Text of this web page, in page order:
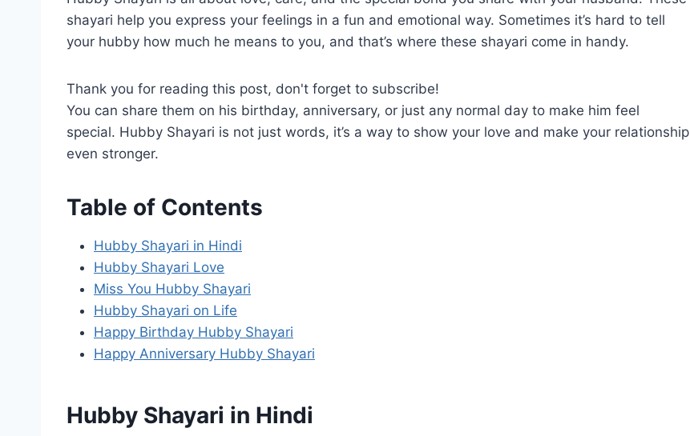
shayari help you express your feelings in a fun and emotional way. Sometimes it’s hard to tell
your hubby how much he means to you, and that’s where these shayari come in handy.
Thank you for reading this post, don't forget to subscribe!
You can share them on his birthday, anniversary, or just any normal day to make him feel
special. Hubby Shayari is not just words, it’s a way to show your love and make your relationship
even stronger.
Table of Contents
Hubby Shayari in Hindi
Hubby Shayari Love
Miss You Hubby Shayari
Hubby Shayari on Life
Happy Birthday Hubby Shayari
Happy Anniversary Hubby Shayari
Hubby Shayari in Hindi